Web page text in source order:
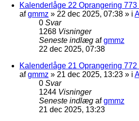
Kalenderlåge 22 Oprangering
afgmmz » 22 dec 2025, 07:38 » i
0 Svar
1268 Visninger
Seneste indlæg afgmmz
22 dec 2025, 07:38
Kalenderlåge 21 Oprangering
afgmmz » 21 dec 2025, 13:23 » i
0 Svar
1244 Visninger
Seneste indlæg afgmmz
21 dec 2025, 13:23